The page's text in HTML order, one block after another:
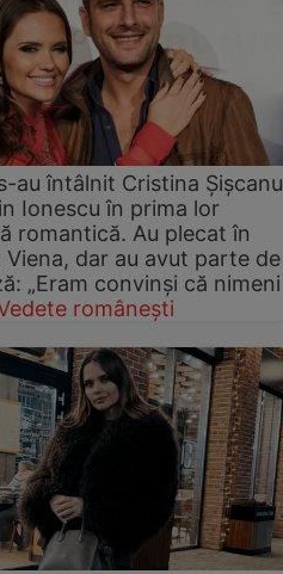
au întâlnit Cristina Șișcanu
Ionescu în prima lor
romantică. Au plecat în
Viena, dar au avut parte de
„Eram convinși că nimeni
românești